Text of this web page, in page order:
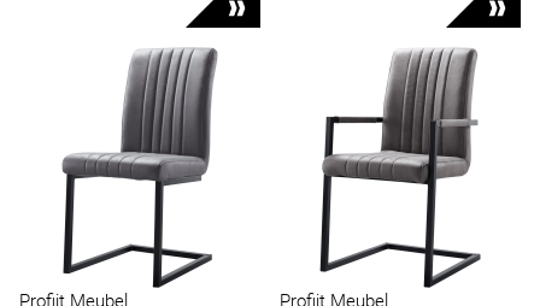
Profijt Meubel Profijt Meubel